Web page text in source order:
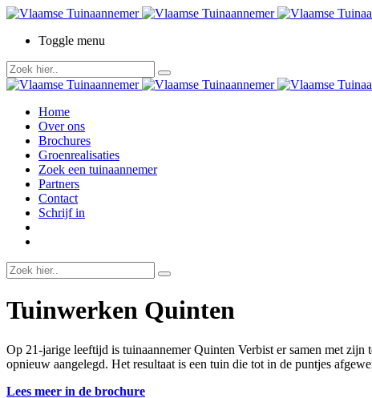
Toggle menu
Home
Over ons
Brochures
Groenrealisaties
Zoek een tuinaannemer
Partners
Contact
Schrijf in
Tuinwerken Quinten
Op 21-jarige leeftijd is tuinaannemer Quinten Verbist er samen met
opnieuw aangelegd. Het resultaat is een tuin die tot in de puntjes
Lees meer in de brochure